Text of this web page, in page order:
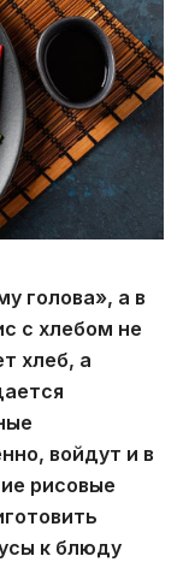
голова», а в
с хлебом не
хлеб, а
войдут и в
рисовые
к блюду